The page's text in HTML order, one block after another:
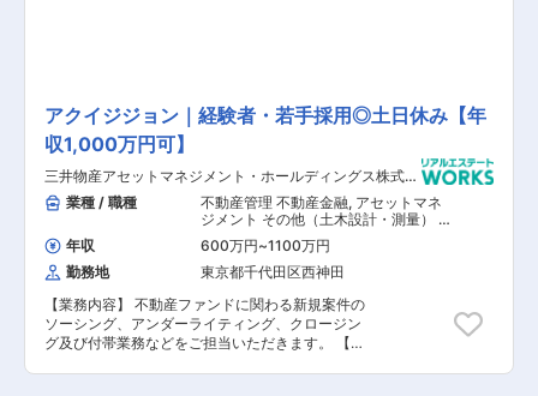
レーションを構築しており、事業性において競争
力の高いファンド運用が可能です。そんな同社で
アクイジジョンの中堅として豊富な経験をもとに
社後業務に慣れてきましたら在宅勤務の導入や定
時から15分おきに前後時間調整可能など自ら働き
やすい環境設定も可能となっています。
アクイジジョン｜経験者・若手採用◎土日休み【年
収1,000万円可】
三井物産アセットマネジメント・ホールディングス株式会
社
業種 / 職種 不動産管理 不動産金融, アセットマネ
ジメント その他（土木設計・測量） そ
の他（建築設計・積算）
年収 600万円~1100万円
勤務地
東京都千代田区西神田
【業務内容】 不動産ファンドに関わる新規案件の
ソーシング、アンダーライティング、クロージン
グ及び付帯業務などをご担当いただきます。 【具